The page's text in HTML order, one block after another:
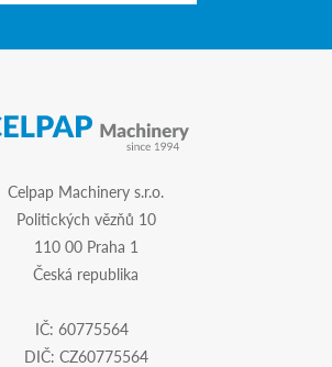
Celpap Machinery s.r.o.
Politických vězňů 10
110 00 Praha 1
Česká republika
IČ: 60775564
DIČ: CZ60775564